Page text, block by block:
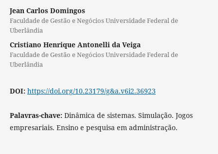
Jean Carlos Domingos
Faculdade de Gestão e Negócios Universidade Federal de
Uberlândia
Cristiano Henrique Antonelli da Veiga
Faculdade de Gestão e Negócios Universidade Federal de
Uberlândia
DOI: https://doi.org/10.23179/g&a.v6i2.36923
Palavras-chave: Dinâmica de sistemas. Simulação. Jogos
empresariais. Ensino e pesquisa em administração.